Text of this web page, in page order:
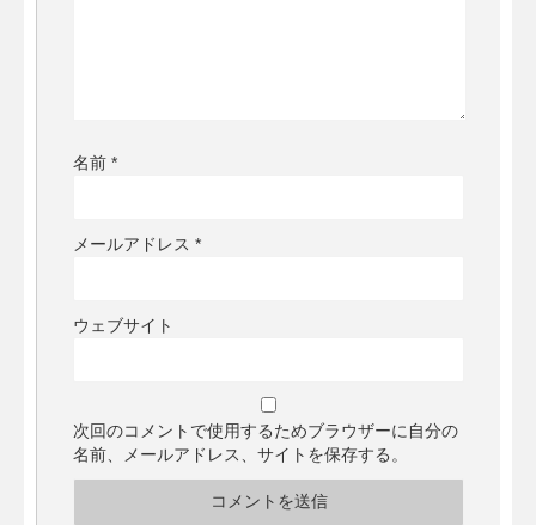
名前 *
メールアドレス *
ウェブサイト
次回のコメントで使用するためブラウザーに自分の
名前、メールアドレス、サイトを保存する。